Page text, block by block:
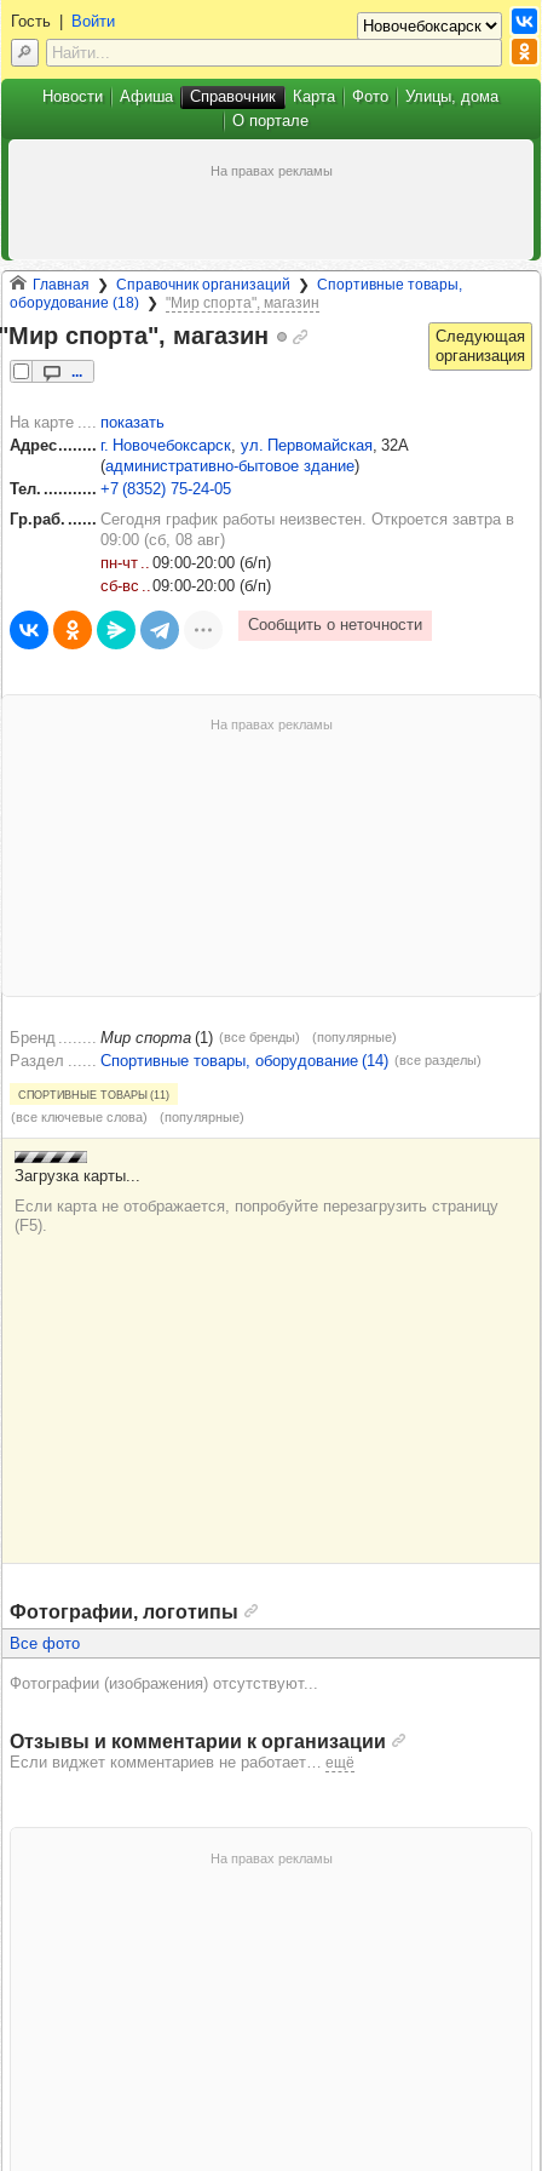
Главная Справочник организаций
Спортивные товары,
оборудование (18)
"Мир спорта", магазин
спорта", мага­зин
...
На карте
показать
Адрес
г. Новочебоксарск ул. Первомайская , 32А
(административно-бытовое здание)
Тел.
+7 (8352) 75‑24‑05
Гр.раб.
Сегодня график работы неизвестен. Откроется завтра в
09:00 (сб, 08 авг)
пн‑чт
09:00‑20:00 (б/п)
сб‑вс
09:00‑20:00 (б/п)
Бренд Мир спорта (1) (все бренды) (популярные)
Раздел Спортивные товары, оборудование (14) (все разделы)
Спортивные товары (11)
(все ключевые слова) (популярные)
Фотографии, логотипы
Все фото
Фотографии (изображения) отсутствуют...
Отзывы и комментарии к организации
Если виджет комментариев не работает… ещё
Гость| Войти
Новости Афиша Справочник Карта Фото
Улицы, дома
О портале